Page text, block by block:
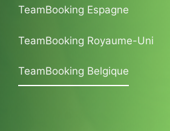
TeamBooking Espagne
TeamBooking Royaume-Uni
TeamBooking Belgique